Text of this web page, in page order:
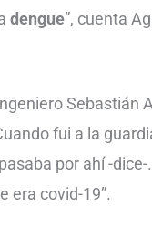
dengue”, cuenta
Sebastián
fui a la
por ahí -
era covid-19”.